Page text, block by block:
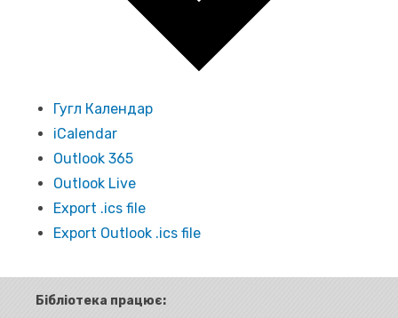
Гугл Календар
iCalendar
Outlook 365
Outlook Live
Export .ics file
Export Outlook .ics file
Бібліотека працює: